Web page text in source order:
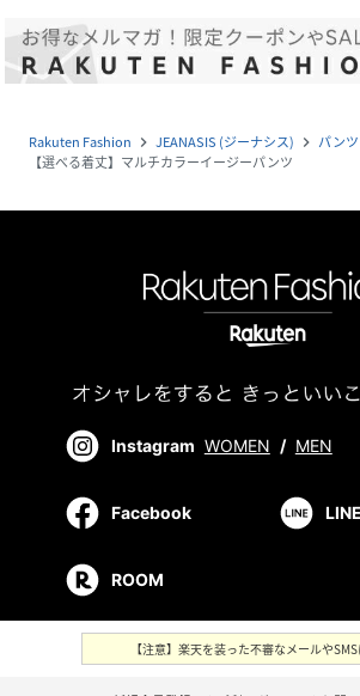
Rakuten Fashion navigate_next JEANASIS (ジーナシス) navigate_next パンツ
【選べる着丈】マルチカラーイージーパンツ
Instagram WOMEN / MEN
Facebook LINE
ROOM
【注意】楽天を装った不審なメールや